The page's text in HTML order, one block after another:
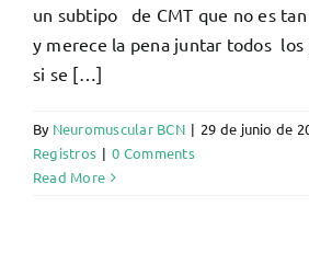
un subtipo de CMT que no es
y merece la pena juntar todos los
si se […]
By Neuromuscular BCN | 29 de junio de
Registros | 0 Comments
Read More